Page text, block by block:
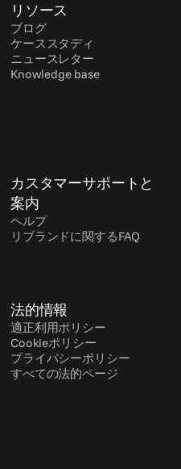
リソース
ブログ
ケーススタディ
ニュースレター
Knowledge base
カスタマーサポートと
案内
ヘルプ
リブランドに関するFAQ
法的情報
適正利用ポリシー
Cookieポリシー
プライバシーポリシー
すべての法的ページ